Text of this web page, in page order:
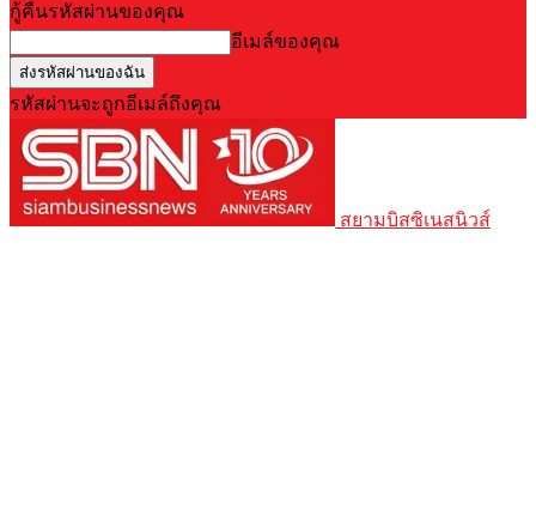
กู้คืนรหัสผ่านของคุณ
อีเมล์ของคุณ
รหัสผ่านจะถูกอีเมล์ถึงคุณ
สยามบิสซิเนสนิวส์